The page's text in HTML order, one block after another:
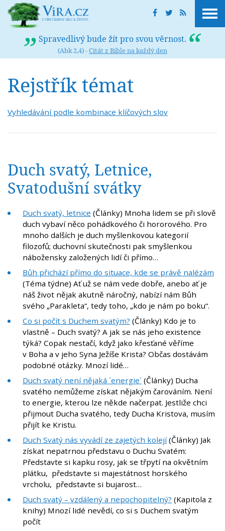
Spravedlivý bude žít pro svou věrnost.
(Abk 2,4) -Citát z Bible na každý den
Rejstřík témat
Vyhledávání podle kombinace klíčových slov
Duch svatý, Letnice,
Svatodušní svátky
Duch svatý, letnice (Články) Mnoha lidem se při slově
duch vybaví něco pohádkového či hororového. Pro
mnoho dalších je duch myšlenkovou kategorií
filozofů; duchovní skutečnosti pak smyšlenkou
nábožensky založených lidí či přímo…
Bůh přichází přímo do situace, kde se právě nalézám
(Téma týdne) Ať už se nám vede dobře, anebo ať je
náš život nějak akutně náročný, nabízí nám Bůh
svého „Parakleta“, tedy toho, „kdo je nám po boku“.
Co si počít s Duchem svatým? (Články) Kdo je to
vlastně – Duch svatý? A jak se nás jeho existence
týká? Copak nestačí, když jako křesťané věříme
v Boha a v jeho Syna Ježíše Krista? Občas dostávám
podobné otázky. Mnozí lidé…
Duch svatý není nějaká ´energie´ (Články) Ducha
svatého nemůžeme získat nějakým čarováním. Není
to energie, kterou lze někde načerpat. Jestliže chci
přijmout Ducha svatého, tedy Ducha Kristova, musím
přijít ke Kristu.
Duch Svatý nás vyvádí ze zajetých kolejí(Články) Jak
získat nepatrnou představu o Duchu Svatém:
Představte si kapku rosy, jak se třpytí na okvětním
plátku, představte si majestátnost horského
vrcholu, představte si bujarost…
Duch svatý – vzdálený a nepochopitelný? (Kapitola z
knihy) Mnozí lidé nevědí, co si s Duchem svatým
počít